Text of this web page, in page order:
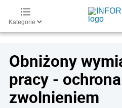
Kategorie
Obniżony
pracy -
zwolnieniem